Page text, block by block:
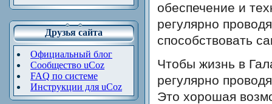
Друзья сайта
Официальный блог
Сообщество uCoz
FAQ по системе
Инструкции для uCoz
обеспечение и
регулярно
способствовать
Чтобы жизнь в
регулярно
Это хорошая